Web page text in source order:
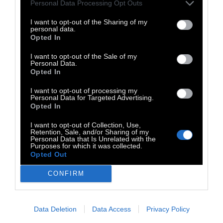
Personal Data Processing Opt Outs
I want to opt-out of the Sharing of my
personal data.
Opted In
I want to opt-out of the Sale of my
Personal Data.
Opted In
I want to opt-out of processing my
Personal Data for Targeted Advertising.
Opted In
I want to opt-out of Collection, Use,
Retention, Sale, and/or Sharing of my
Personal Data that Is Unrelated with the
Purposes for which it was collected.
Opted Out
CONFIRM
Data Deletion Data Access Privacy Policy
Οι φωνές, τα βήματα και η ατμόσφαιρα του
εμπειρία τρυφερή και βαθιά αθηναϊκή, που
μας φέρνει πιο κοντά σε μια πλευρά της
πόλης που παραμένει ζωντανή μέσα στους
ήχους της.
Το Ταξίδι της Καντάδας: 4 Μαΐου 2026, 19:00 -
21:30, Ιερός Ναός Αγίας Αικατερίνης,
Κοντινότερος Σταθμός Μετρό, Ακρόπολη,
Απόσταση από Μετρό, 5 λεπτά με τα πόδια.